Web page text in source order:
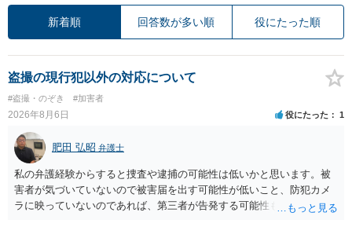
新着順 回答数が多い順 役にたった順
盗撮の現行犯以外の対応について
#盗撮・のぞき #加害者
2026年8月6日 役にたった 1
肥田 弘昭 弁護士
私の弁護経験からすると捜査や逮捕の可能性は低いかと思います。被
害者が気づいていないので被害届を出す可能性が低いこと、防犯カメ
ラに映っていないのであれば、第三者が告発する可能性も低いこと、